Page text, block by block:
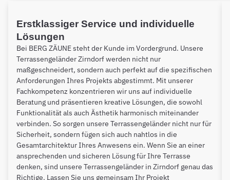
Erstklassiger Service und individuelle
Lösungen
Bei BERG ZÄUNE steht der Kunde im Vordergrund. Unsere
Terrassengeländer Zirndorf werden nicht nur
maßgeschneidert, sondern auch perfekt auf die spezifischen
Anforderungen Ihres Projekts abgestimmt. Mit unserer
Fachkompetenz konzentrieren wir uns auf individuelle
Beratung und präsentieren kreative Lösungen, die sowohl
Funktionalität als auch Ästhetik harmonisch miteinander
verbinden. So sorgen unsere Terrassengeländer nicht nur für
Sicherheit, sondern fügen sich auch nahtlos in die
Gesamtarchitektur Ihres Anwesens ein. Wenn Sie an einer
ansprechenden und sicheren Lösung für Ihre Terrasse
denken, sind unsere Terrassengeländer in Zirndorf genau das
Richtige. Lassen Sie uns gemeinsam Ihr Projekt